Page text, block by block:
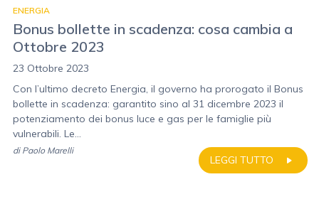
ENERGIA
Bonus bollette in scadenza: cosa cambia a
Ottobre 2023
23 Ottobre 2023
Con l’ultimo decreto Energia, il governo ha prorogato il Bonus
bollette in scadenza: garantito sino al 31 dicembre 2023 il
potenziamento dei bonus luce e gas per le famiglie più
vulnerabili. Le...
LEGGI TUTTO
di Paolo Marelli